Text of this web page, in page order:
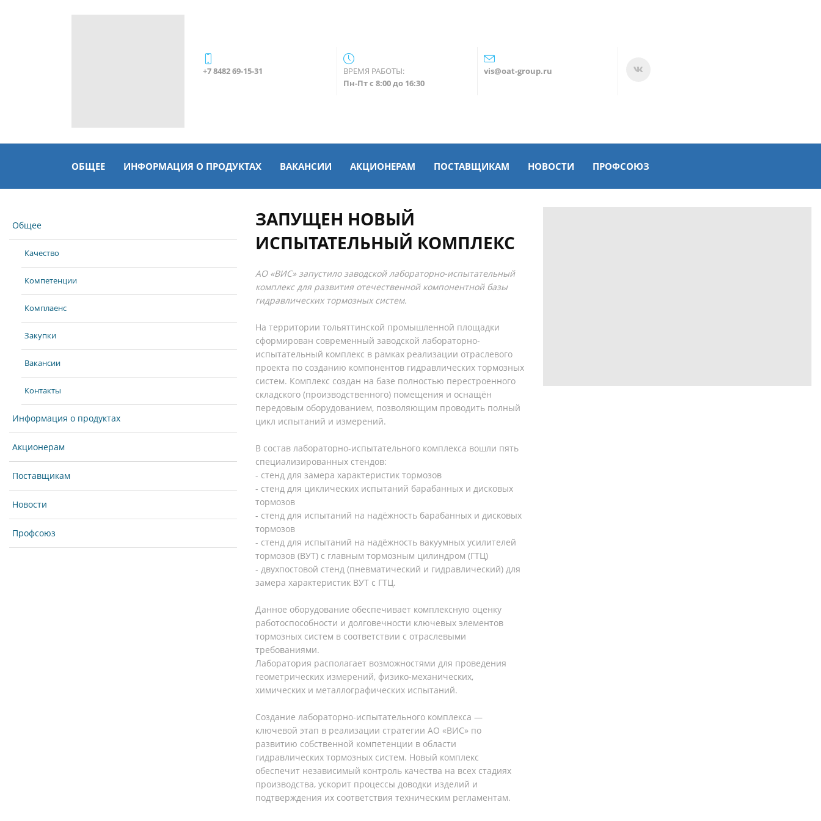
+7 8482 69-15-31
ВРЕМЯ РАБОТЫ:
Пн-Пт с 8:00 до 16:30
vis@oat-group.ru
ОБЩЕЕ ИНФОРМАЦИЯ О ПРОДУКТАХ ВАКАНСИИ АКЦИОНЕРАМ ПОСТАВЩИКАМ НОВОСТИ ПРОФСОЮЗ
Общее
Качество
Компетенции
Комплаенс
Закупки
Вакансии
Контакты
Информация о продуктах
Акционерам
Поставщикам
Новости
Профсоюз
ЗАПУЩЕН НОВЫЙ
ИСПЫТАТЕЛЬНЫЙ КОМПЛЕКС
АО «ВИС» запустило заводской лабораторно-испытательный
комплекс для развития отечественной компонентной базы
гидравлических тормозных систем.
На территории тольяттинской промышленной площадки
сформирован современный заводской лабораторно-
испытательный комплекс в рамках реализации отраслевого
проекта по созданию компонентов гидравлических тормозных
систем. Комплекс создан на базе полностью перестроенного
складского (производственного) помещения и оснащён
передовым оборудованием, позволяющим проводить полный
цикл испытаний и измерений.
В состав лабораторно-испытательного комплекса вошли пять
специализированных стендов:
- стенд для замера характеристик тормозов
- стенд для циклических испытаний барабанных и дисковых
тормозов
- стенд для испытаний на надёжность барабанных и дисковых
тормозов
- стенд для испытаний на надёжность вакуумных усилителей
тормозов (ВУТ) с главным тормозным цилиндром (ГТЦ)
- двухпостовой стенд (пневматический и гидравлический) для
замера характеристик ВУТ с ГТЦ.
Данное оборудование обеспечивает комплексную оценку
работоспособности и долговечности ключевых элементов
тормозных систем в соответствии с отраслевыми
требованиями.
Лаборатория располагает возможностями для проведения
геометрических измерений, физико-механических,
химических и металлографических испытаний.
Создание лабораторно-испытательного комплекса —
ключевой этап в реализации стратегии АО «ВИС» по
развитию собственной компетенции в области
гидравлических тормозных систем. Новый комплекс
обеспечит независимый контроль качества на всех стадиях
производства, ускорит процессы доводки изделий и
подтверждения их соответствия техническим регламентам.